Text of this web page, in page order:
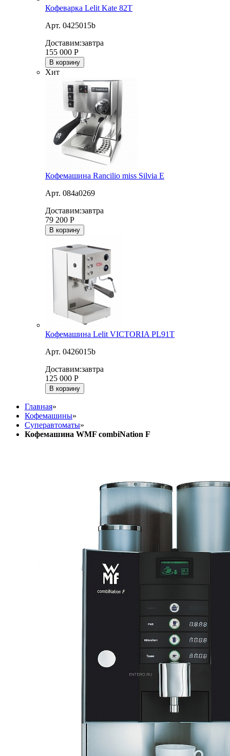
Кофеварка Lelit Kate 82T
Арт. 0425015b
Доставим:завтра
155 000 Р
В корзину
Хит
Кофемашина Rancilio miss Silvia E
Арт. 084a0269
Доставим:завтра
79 200 Р
В корзину
Кофемашина Lelit VICTORIA PL91T
Арт. 0426015b
Доставим:завтра
125 000 Р
В корзину
Главная»
Кофемашины»
Суперавтоматы»
Кофемашина WMF combiNation F